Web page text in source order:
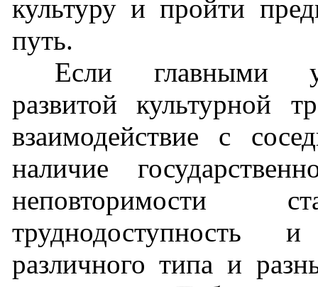
культуру и пройти
путь.
Если главными
развитой культурной
взаимодействие с
наличие
неповторимости
труднодоступность
различного типа и